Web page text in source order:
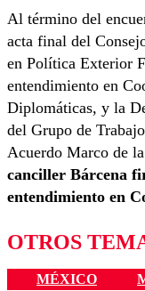
Al término del
acta final del
en Política Exterior
entendimiento en
Diplomáticas, y la
del Grupo de
Acuerdo Marco de
canciller Bárcena
entendimiento en
OTROS
MÉXICO